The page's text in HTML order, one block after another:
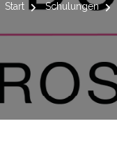
Start Schulungen